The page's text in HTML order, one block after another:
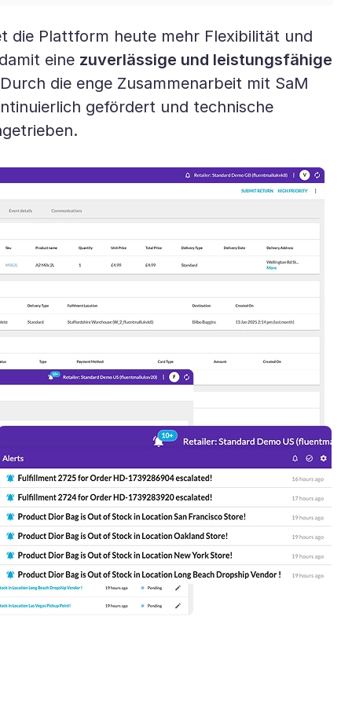
die Plattform heute mehr Flexibilität und
eine zuverlässige und leistungsfähige
die enge Zusammenarbeit mit SaM
gefördert und technische